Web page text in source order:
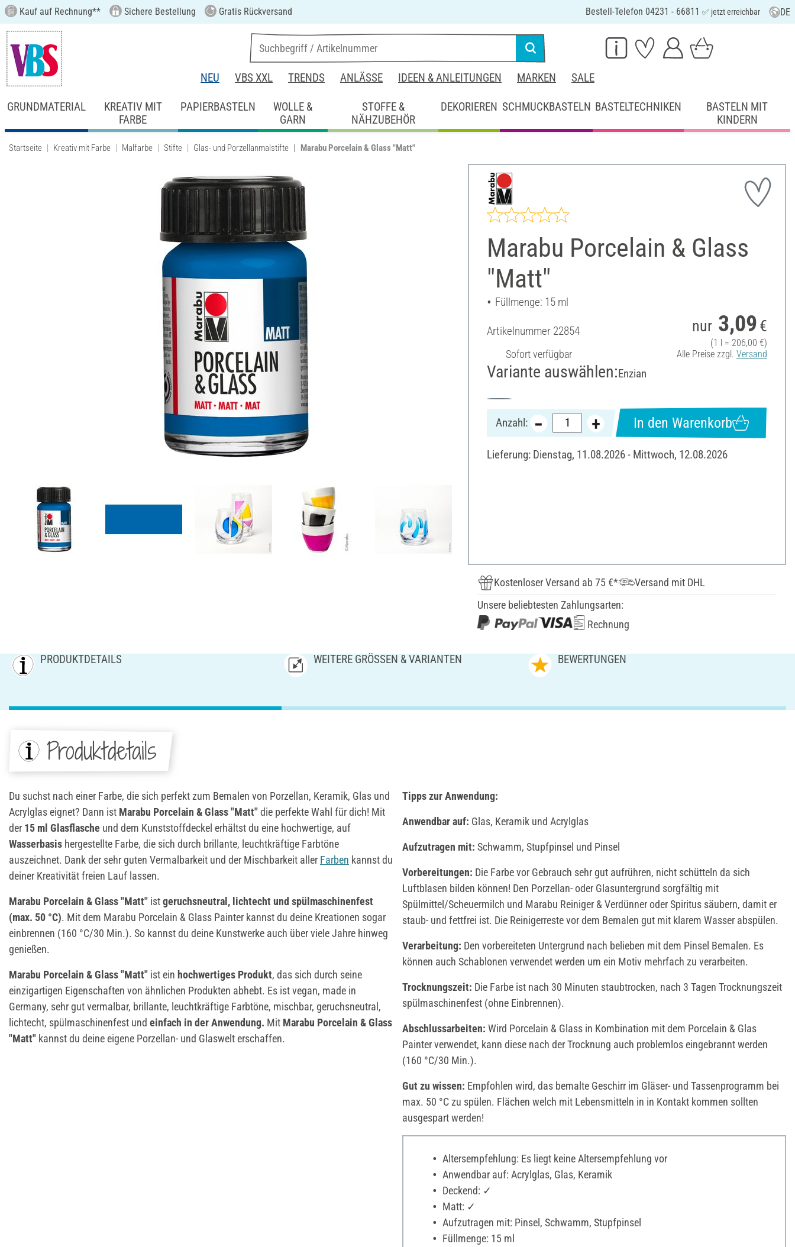
Kauf auf Rechnung** Sichere Bestellung Gratis Rückversand Bestell-Telefon 04231 - 66811 ✅ jetzt erreichbar DE
NEU VBS XXL TRENDS ANLÄSSE IDEEN & ANLEITUNGEN MARKEN SALE
GRUNDMATERIAL
KREATIV MIT
FARBE
PAPIERBASTELN
WOLLE &
GARN
STOFFE &
NÄHZUBEHÖR
DEKORIEREN SCHMUCKBASTELN BASTELTECHNIKEN
BASTELN MIT
KINDERN
Startseite Kreativ mit Farbe Malfarbe Stifte Glas- und Porzellanmalstifte Marabu Porcelain & Glass "Matt"
Marabu Porcelain & Glass
"Matt"
Füllmenge: 15 ml
Artikelnummer 22854
Sofort verfügbar
nur 3,09 €
(1 l = 206,00 €)
Alle Preise zzgl. Versand
Variante auswählen:Enzian
Anzahl: In den Warenkorb
Lieferung: Dienstag, 11.08.2026 - Mittwoch, 12.08.2026
Kostenloser Versand ab 75 €*
Versand mit DHL
Unsere beliebtesten Zahlungsarten:
Rechnung
PRODUKTDETAILS WEITERE GRÖSSEN & VARIANTEN BEWERTUNGEN
Produktdetails
Du suchst nach einer Farbe, die sich perfekt zum Bemalen von Porzellan, Keramik, Glas und
Acrylglas eignet? Dann ist Marabu Porcelain & Glass "Matt"die perfekte Wahl für dich! Mit
der 15 ml Glasflasche und dem Kunststoffdeckel erhältst du eine hochwertige, auf
Wasserbasis hergestellte Farbe, die sich durch brillante, leuchtkräftige Farbtöne
auszeichnet. Dank der sehr guten Vermalbarkeit und der Mischbarkeit aller Farben kannst du
deiner Kreativität freien Lauf lassen.
Marabu Porcelain & Glass "Matt" istgeruchsneutral, lichtecht und spülmaschinenfest
(max. 50 °C). Mit dem Marabu Porcelain & Glass Painter kannst du deine Kreationen sogar
einbrennen (160 °C/30 Min.). So kannst du deine Kunstwerke auch über viele Jahre hinweg
genießen.
Marabu Porcelain & Glass "Matt" ist ein hochwertiges Produkt, das sich durch seine
einzigartigen Eigenschaften von ähnlichen Produkten abhebt. Es ist vegan, made in
Germany, sehr gut vermalbar, brillante, leuchtkräftige Farbtöne, mischbar, geruchsneutral,
lichtecht, spülmaschinenfest und einfach in der Anwendung. Mit Marabu Porcelain & Glass
"Matt" kannst du deine eigene Porzellan- und Glaswelt erschaffen.
Tipps zur Anwendung:
Anwendbar auf: Glas, Keramik und Acrylglas
Aufzutragen mit: Schwamm, Stupfpinsel und Pinsel
Vorbereitungen: Die Farbe vor Gebrauch sehr gut aufrühren, nicht schütteln da sich
Luftblasen bilden können! Den Porzellan- oder Glasuntergrund sorgfältig mit
Spülmittel/Scheuermilch und Marabu Reiniger & Verdünner oder Spiritus säubern, damit er
staub- und fettfrei ist. Die Reinigerreste vor dem Bemalen gut mit klarem Wasser abspülen.
Verarbeitung: Den vorbereiteten Untergrund nach belieben mit dem Pinsel Bemalen. Es
können auch Schablonen verwendet werden um ein Motiv mehrfach zu verarbeiten.
Trocknungszeit: Die Farbe ist nach 30 Minuten staubtrocken, nach 3 Tagen Trocknungszeit
spülmaschinenfest (ohne Einbrennen).
Abschlussarbeiten: Wird Porcelain & Glass in Kombination mit dem Porcelain & Glas
Painter verwendet, kann diese nach der Trocknung auch problemlos eingebrannt werden
(160 °C/30 Min.).
Gut zu wissen: Empfohlen wird, das bemalte Geschirr im Gläser- und Tassenprogramm bei
max. 50 °C zu spülen. Flächen welch mit Lebensmitteln in in Kontakt kommen sollten
ausgespart werden!
Altersempfehlung: Es liegt keine Altersempfehlung vor
Anwendbar auf: Acrylglas, Glas, Keramik
Deckend: ✓
Matt: ✓
Aufzutragen mit: Pinsel, Schwamm, Stupfpinsel
Füllmenge: 15 ml